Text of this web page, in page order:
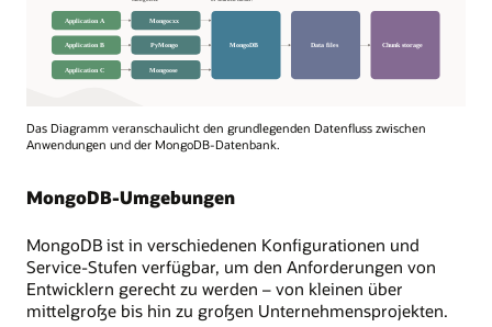
von
gelangen
von
Anwendungen
in
die
Das Diagramm veranschaulicht den grundlegenden Datenfluss zwischen
Anwendungen und der MongoDB-Datenbank.
MongoDB-Umgebungen
MongoDB ist in verschiedenen Konfigurationen und
Service-Stufen verfügbar, um den Anforderungen von
Entwicklern gerecht zu werden – von kleinen über
mittelgroße bis hin zu großen Unternehmensprojekten.